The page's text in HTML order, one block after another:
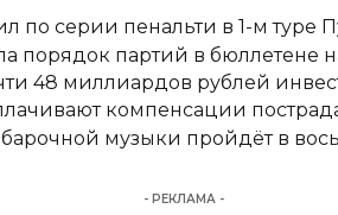
по серии пенальти в 1-м туре
порядок партий в бюллетене
48 миллиардов рублей
компенсации
музыки пройдёт в
- РЕКЛАМА -